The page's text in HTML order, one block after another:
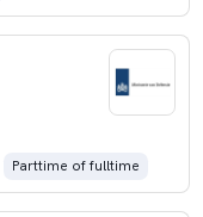
Parttime of fulltime